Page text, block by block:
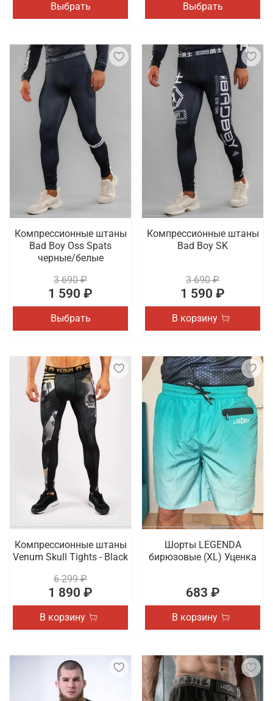
Выбрать Выбрать
Компрессионные штаны
Bad Boy Oss Spats
черные/белые
3 690 ₽
1 590 ₽
Выбрать
Компрессионные штаны
Bad Boy SK
3 690 ₽
1 590 ₽
В корзину
Компрессионные штаны
Venum Skull Tights - Black
6 299 ₽
1 890 ₽
В корзину
Шорты LEGENDA
бирюзовые (XL) Уценка
683 ₽
В корзину